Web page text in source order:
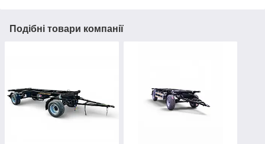
Подібні товари компанії